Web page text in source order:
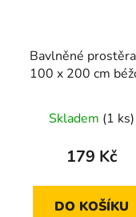
Bavlněné
100 x 200 cm
Skladem (1 ks)
179 Kč
DO KOŠÍKU